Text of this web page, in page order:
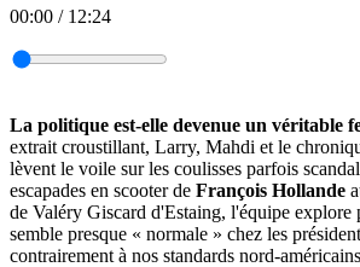
00:00 / 12:24
La politique est-elle devenue un véritable
extrait croustillant, Larry, Mahdi et le
lèvent le voile sur les coulisses parfois
escapades en scooter de François Hollande
de Valéry Giscard d'Estaing, l'équipe
semble presque « normale » chez les
contrairement à nos standards nord-